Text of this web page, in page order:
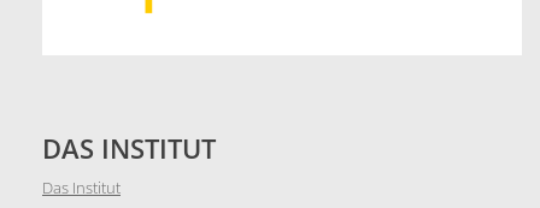
DAS INSTITUT
Das Institut